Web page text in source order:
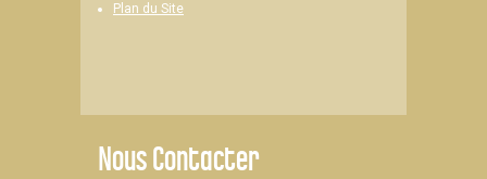
Plan du Site
Nous Contacter